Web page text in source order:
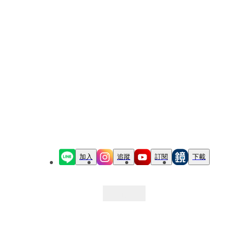
加入 追蹤 訂閱 下載